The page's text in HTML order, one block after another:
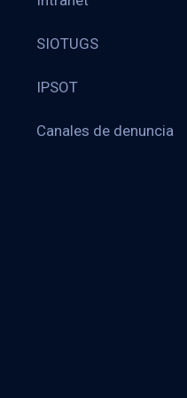
SIOTUGS
IPSOT
Canales de denuncia